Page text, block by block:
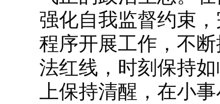
强化自我监督约束
程序开展工作，不
法红线，时刻保持
上保持清醒，在小